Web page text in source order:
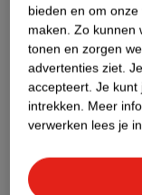
Etiketinformatie
Nature Impact
bieden en om
maken. Zo kunnen
tonen en zorgen
advertenties ziet.
accepteert. Je kunt
intrekken. Meer
verwerken lees je